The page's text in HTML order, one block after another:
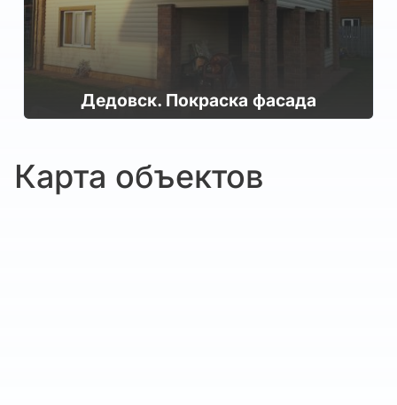
Дедовск. Покраска фасада
Карта объектов